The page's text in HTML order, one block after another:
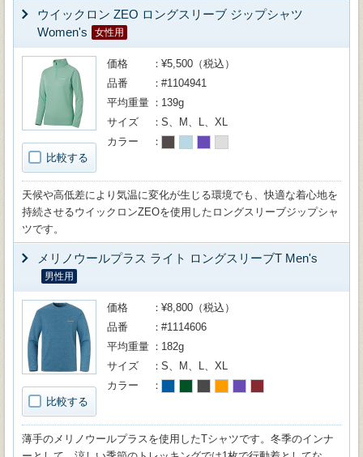
ウイックロン ZEO ロングスリーブ ジップシャツ
Women's
女性用
比較する
価格
¥5,500（税込）
品番
#1104941
平均重量
139g
サイズ
S、M、L、XL
カラー
天候や高低差により気温に変化が生じる環境でも、快適な着心地を
持続させるウイックロンZEOを使用したロングスリーブジップシャ
ツです。
メリノウールプラス ライト ロングスリーブT Men's
男性用
比較する
価格
¥8,800（税込）
品番
#1114606
平均重量
182g
サイズ
S、M、L、XL
カラー
薄手のメリノウールプラスを使用したTシャツです。冬季のインナ